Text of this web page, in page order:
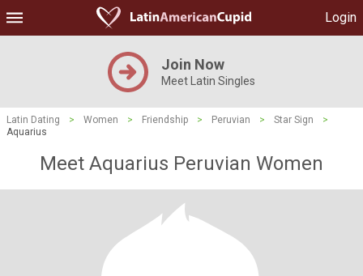
Login
Join Now
Meet Latin Singles
Latin Dating > Women > Friendship > Peruvian > Star Sign
>
Aquarius
Meet Aquarius Peruvian Women